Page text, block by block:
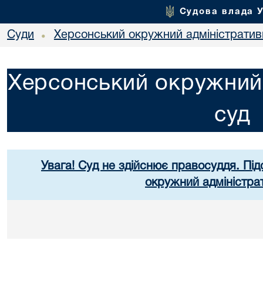
Судова влада
Суди • Херсонський окружний
Херсонський окружний
суд
Увага! Суд не здійснює правосуддя.
окружний